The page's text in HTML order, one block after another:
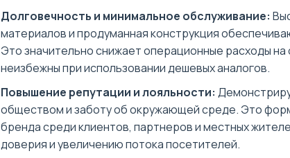
Долговечность и минимальное обслуживание:
материалов и продуманная конструкция
Это значительно снижает операционные расходы
неизбежны при использовании дешевых аналогов.
Повышение репутации и лояльности:
обществом и заботу об окружающей среде. Это
бренда среди клиентов, партнеров и местных
доверия и увеличению потока посетителей.